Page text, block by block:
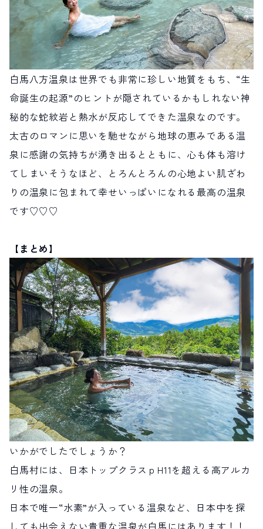
白馬八方温泉は世界でも非常に珍しい地質をもち、“生
命誕生の起源”のヒントが隠されているかもしれない神
秘的な蛇紋岩と熱水が反応してできた温泉なのです。
太古のロマンに思いを馳せながら地球の恵みである温
泉に感謝の気持ちが湧き出るとともに、心も体も溶け
てしまいそうなほど、とろんとろんの心地よい肌ざわ
りの温泉に包まれて幸せいっぱいになれる最高の温泉
です♡♡♡
【まとめ】
いかがでしたでしょうか？
白馬村には、日本トップクラスｐH11を超える高アルカ
リ性の温泉。
日本で唯一“水素”が入っている温泉など、日本中を探
しても出会えない貴重な温泉が白馬にはあります！！